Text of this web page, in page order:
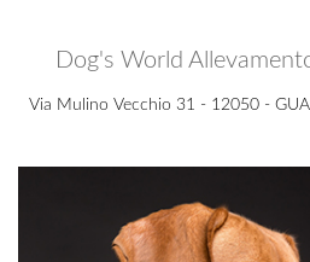
Dog's World
Via Mulino Vecchio 31 - 12050 -